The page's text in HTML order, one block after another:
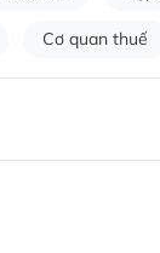
Cơ quan thuế